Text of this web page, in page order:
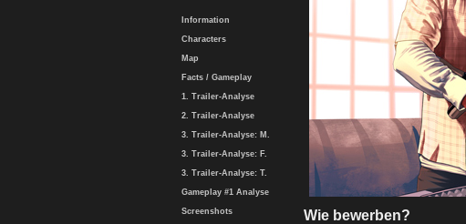
Information
Characters
Map
Facts / Gameplay
1. Trailer-Analyse
2. Trailer-Analyse
3. Trailer-Analyse: M.
3. Trailer-Analyse: F.
3. Trailer-Analyse: T.
Gameplay #1 Analyse
Screenshots Wie bewerben?